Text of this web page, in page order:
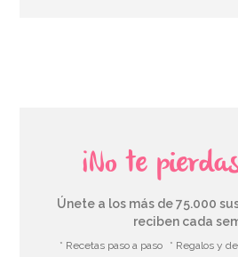
¡No te
Únete a los más de 75.000
reciben cada
* Recetas paso a paso * Regalos y